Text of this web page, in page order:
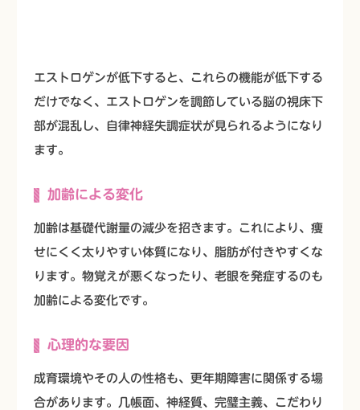
エストロゲンが低下すると、これらの機能が低下する
だけでなく、エストロゲンを調節している脳の視床下
部が混乱し、自律神経失調症状が見られるようになり
ます。
加齢による変化
加齢は基礎代謝量の減少を招きます。これにより、痩
せにくく太りやすい体質になり、脂肪が付きやすくな
ります。物覚えが悪くなったり、老眼を発症するのも
加齢による変化です。
心理的な要因
成育環境やその人の性格も、更年期障害に関係する場
合があります。几帳面、神経質、完璧主義、こだわり